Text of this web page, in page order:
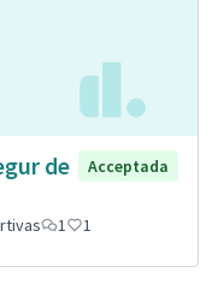
de
Acceptada
1 1